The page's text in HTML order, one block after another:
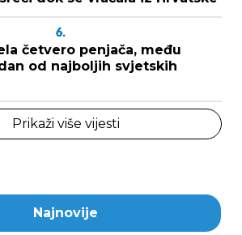
6.
četvero penjača, među
od najboljih svjetskih
Prikaži više vijesti
Najnovije